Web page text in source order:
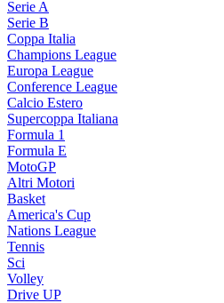
Serie A
Serie B
Coppa Italia
Champions League
Europa League
Conference League
Calcio Estero
Supercoppa Italiana
Formula 1
Formula E
MotoGP
Altri Motori
Basket
America's Cup
Nations League
Tennis
Sci
Volley
Drive UP